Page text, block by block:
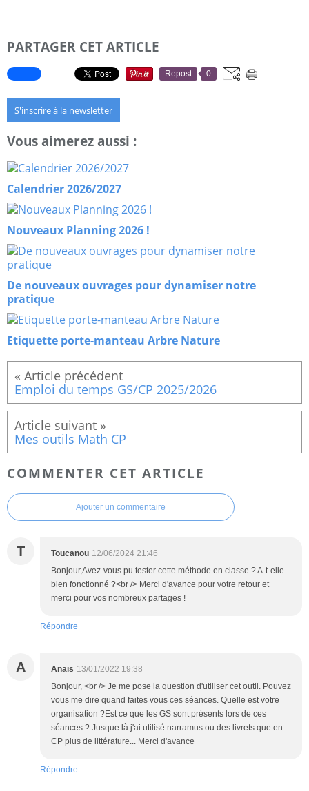
PARTAGER CET ARTICLE
Repost 0
S'inscrire à la newsletter
Vous aimerez aussi :
Calendrier 2026/2027
Nouveaux Planning 2026 !
De nouveaux ouvrages pour dynamiser notre
pratique
Etiquette porte-manteau Arbre Nature
Emploi du temps GS/CP 2025/2026
Mes outils Math CP
COMMENTER CET ARTICLE
Ajouter un commentaire
T Toucanou 12/06/2024 21:46
Bonjour,Avez-vous pu tester cette méthode en classe ? A-t-elle
bien fonctionné ?<br /> Merci d'avance pour votre retour et
merci pour vos nombreux partages !
Répondre
A Anaïs 13/01/2022 19:38
Bonjour, <br /> Je me pose la question d'utiliser cet outil. Pouvez
vous me dire quand faites vous ces séances. Quelle est votre
organisation ?Est ce que les GS sont présents lors de ces
séances ? Jusque là j'ai utilisé narramus ou des livrets que en
CP plus de littérature... Merci d'avance
Répondre